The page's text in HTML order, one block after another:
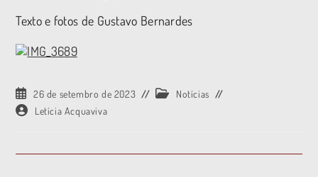
Texto e fotos de Gustavo Bernardes
26 de setembro de 2023
Notícias
Letícia Acquaviva